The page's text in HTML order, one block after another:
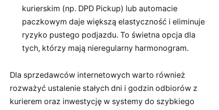
kurierskim (np. DPD Pickup) lub automacie
paczkowym daje większą elastyczność i eliminuje
ryzyko pustego podjazdu. To świetna opcja dla
tych, którzy mają nieregularny harmonogram.
Dla sprzedawców internetowych warto również
rozważyć ustalenie stałych dni i godzin odbiorów z
kurierem oraz inwestycję w systemy do szybkiego